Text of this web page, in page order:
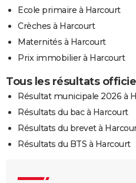
Ecole primaire à Harcourt
Crèches à Harcourt
Maternités à Harcourt
Prix immobilier à Harcourt
Tous les résultats
Résultat municipale 2026 à
Résultats du bac à Harcourt
Résultats du brevet à
Résultats du BTS à Harcourt